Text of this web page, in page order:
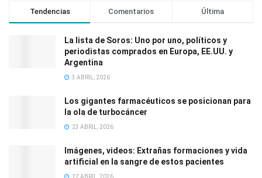
Tendencias Comentarios Última
La lista de Soros: Uno por uno, políticos y
periodistas comprados en Europa, EE.UU. y
Argentina
3 ABRIL, 2026
Los gigantes farmacéuticos se posicionan para
la ola de turbocáncer
23 ABRIL, 2026
Imágenes, videos: Extrañas formaciones y vida
artificial en la sangre de estos pacientes
22 ABRIL, 2026